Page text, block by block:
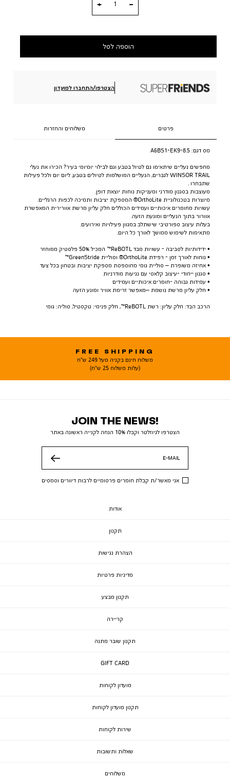
הוספה לסל
הצטרפו/התחברו למועדון
פרטים משלוחים והחזרות
מס דגם: A6BS1-EK9-8.5
מחפשים נעליים שיתאימו גם לטיול בטבע וגם לבילוי יומיומי בעיר? הכירו את נעלי
WINSOR TRAIL לגברים, הנעליים המושלמות לטיולים בטבע, ליום יום ולכל פעילות
שתבחרו .
מעוצבות בסגנון מודרני ומעניקות נוחות יוצאת דופן.
מיוצרות בטכנולוגיית OrthoLite® המספקת יציבות ותמיכה לכפות הרגליים.
עשויות מחומרים איכותיים ועמידים הכוללים חלק עליון מרשת אוורירית המאפשרת
אוורור בתוך הנעליים ומונעת הזעה.
בעלות עיצוב ספורטיבי שישתלב במגוון פעילויות ואירועים.
מתאימות לשימוש ממושך לאורך כל היום.
• ידידותיות לסביבה - עשויות מבד ReBOTL™ המכיל 50% פלסטיק ממוחזר
• נוחות לאורך זמן - רפידת OrthoLite® וסוליית GreenStride™
• אחיזה משופרת – סוליית גומי מחוספסת מספקת יציבות ובטחון בכל צעד
• סגנון ייחודי -עיצוב קלאסי עם נגיעות מודרניות
• עמידות גבוהה -חומרים איכותיים ועמידים
• חלק עליון מרשת נושמת –מאפשר זרימת אוויר ומונע הזעה
הרכב הבד: חלק עליון: רשת ReBOTL™, חלק פנימי: טקסטיל, סוליה: גומי
FREE SHIPPING
משלוח חינם בקניה מעל 249 ש"ח
(עלות משלוח 25 ש"ח)
JOIN THE NEWS!
הצטרפו לניוזלטר וקבלו 10% הנחה לקנייה ראשונה באתר
E-MAIL
אני מאשר/ת קבלת חומרים פרסומיים לרבות דיוורים וסמסים
אודות
תקנון
הצהרת נגישות
מדיניות פרטיות
תקנון מבצע
קריירה
תקנון שובר מתנה
GIFT CARD
מועדון לקוחות
תקנון מועדון לקוחות
שירות לקוחות
שאלות ותשובות
משלוחים